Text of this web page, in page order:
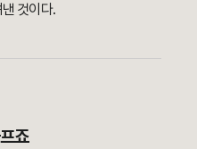
것이다.
죠